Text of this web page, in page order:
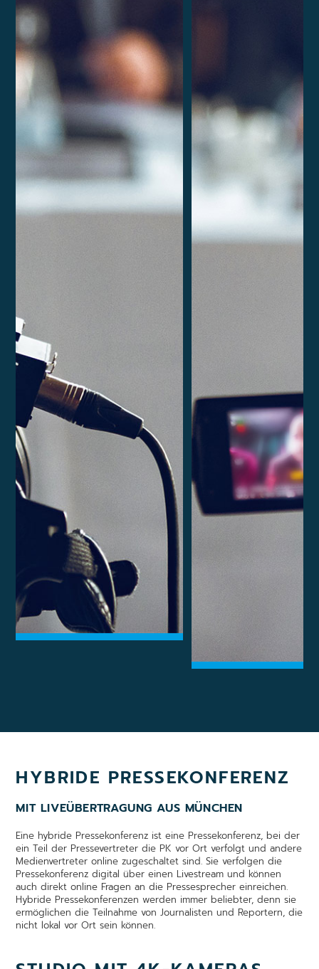
HYBRIDE PRESSEKONFERENZ
MIT LIVEÜBERTRAGUNG AUS MÜNCHEN
Eine hybride Pressekonferenz ist eine Pressekonferenz, bei der
ein Teil der Pressevertreter die PK vor Ort verfolgt und andere
Medienvertreter online zugeschaltet sind. Sie verfolgen die
Pressekonferenz digital über einen Livestream und können
auch direkt online Fragen an die Pressesprecher einreichen.
Hybride Pressekonferenzen werden immer beliebter, denn sie
ermöglichen die Teilnahme von Journalisten und Reportern, die
nicht lokal vor Ort sein können.